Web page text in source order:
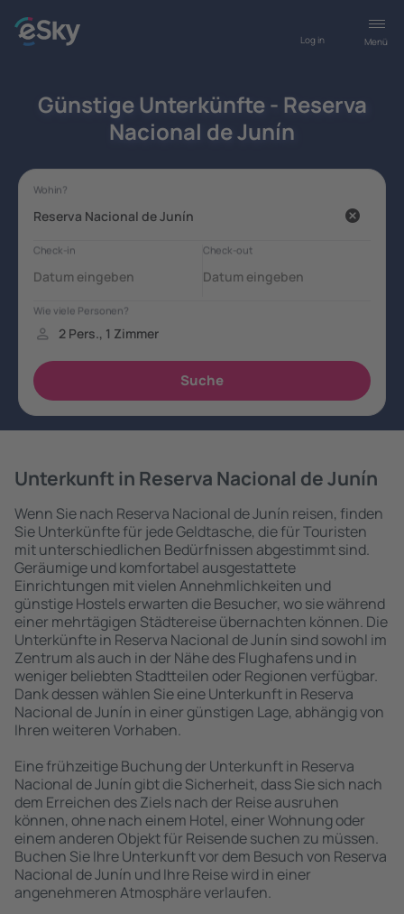
Menü
Log in
Günstige Unterkünfte - Reserva
Nacional de Junín
Unterkunft in Reserva Nacional de Junín
Wenn Sie nach Reserva Nacional de Junín reisen, finden
Sie Unterkünfte für jede Geldtasche, die für Touristen
mit unterschiedlichen Bedürfnissen abgestimmt sind.
Geräumige und komfortabel ausgestattete
Einrichtungen mit vielen Annehmlichkeiten und
günstige Hostels erwarten die Besucher, wo sie während
einer mehrtägigen Städtereise übernachten können. Die
Unterkünfte in Reserva Nacional de Junín sind sowohl im
Zentrum als auch in der Nähe des Flughafens und in
weniger beliebten Stadtteilen oder Regionen verfügbar.
Dank dessen wählen Sie eine Unterkunft in Reserva
Nacional de Junín in einer günstigen Lage, abhängig von
Ihren weiteren Vorhaben.
Eine frühzeitige Buchung der Unterkunft in Reserva
Nacional de Junín gibt die Sicherheit, dass Sie sich nach
dem Erreichen des Ziels nach der Reise ausruhen
können, ohne nach einem Hotel, einer Wohnung oder
einem anderen Objekt für Reisende suchen zu müssen.
Buchen Sie Ihre Unterkunft vor dem Besuch von Reserva
Nacional de Junín und Ihre Reise wird in einer
angenehmeren Atmosphäre verlaufen.